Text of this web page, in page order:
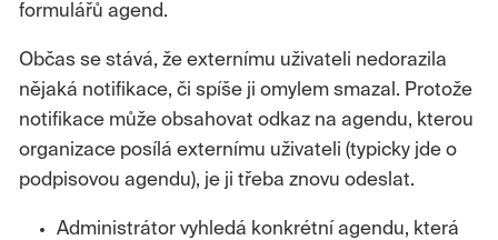
formulářů agend.
Občas se stává, že externímu uživateli nedorazila
nějaká notifikace, či spíše ji omylem smazal. Protože
notifikace může obsahovat odkaz na agendu, kterou
organizace posílá externímu uživateli (typicky jde o
podpisovou agendu), je ji třeba znovu odeslat.
Administrátor vyhledá konkrétní agendu, která